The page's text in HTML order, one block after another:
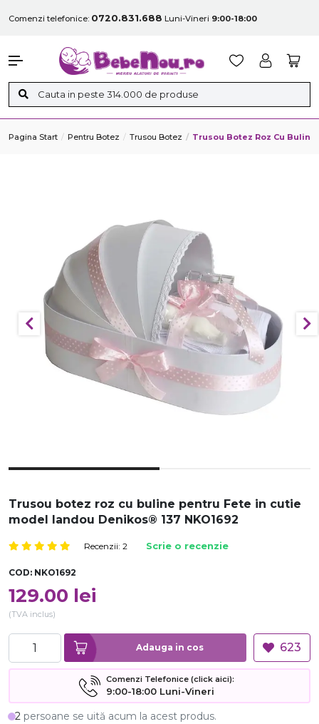
Comenzi telefonice: 0720.831.688 Luni-Vineri 9:00-18:00
Pagina Start Pentru Botez Trusou Botez Trusou Botez Roz Cu
Trusou botez roz cu buline pentru Fete in cutie
model landou Denikos® 137 NKO1692
Recenzii: 2 Scrie o recenzie
COD: NKO1692
129.00 lei
(TVA inclus)
Adauga in cos 623
Comenzi Telefonice (click aici):
9:00-18:00 Luni-Vineri
2 persoane se uită acum la acest produs.